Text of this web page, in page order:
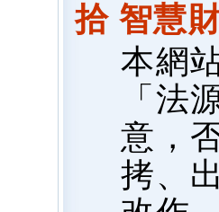
拾 智慧
本網
「法
意，
拷、